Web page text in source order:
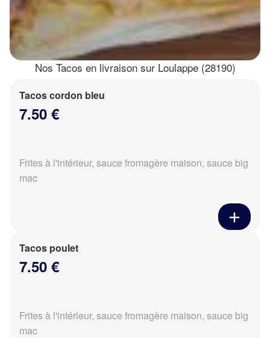
Nos Tacos en livraison sur Loulappe (28190)
Tacos cordon bleu
7.50 €
Frites à l'intérieur, sauce fromagère maison, sauce big
mac
Tacos poulet
7.50 €
Frites à l'intérieur, sauce fromagère maison, sauce big
mac